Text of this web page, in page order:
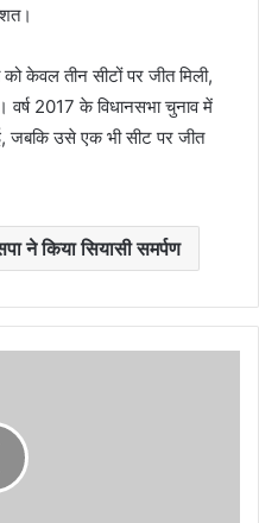
केवल तीन सीटों पर जीत मिली,
2017 के विधानसभा चुनाव में
जबकि उसे एक भी सीट पर जीत
ने किया सियासी समर्पण